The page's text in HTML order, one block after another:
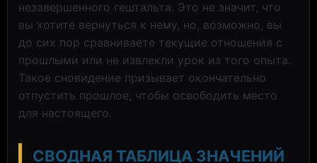
незавершенного гештальта. Это не значит, что
вы хотите вернуться к нему, но, возможно, вы
до сих пор сравниваете текущие отношения с
прошлыми или не извлекли урок из того опыта.
Такое сновидение призывает окончательно
отпустить прошлое, чтобы освободить место
для настоящего.
СВОДНАЯ ТАБЛИЦА ЗНАЧЕНИЙ